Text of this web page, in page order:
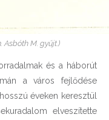
M. gyűjt.)
és a háborút
a város fejlődése
éveken keresztül
elveszítette